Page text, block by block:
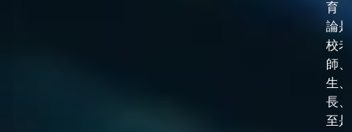
育
論
校老
師
生
長
至